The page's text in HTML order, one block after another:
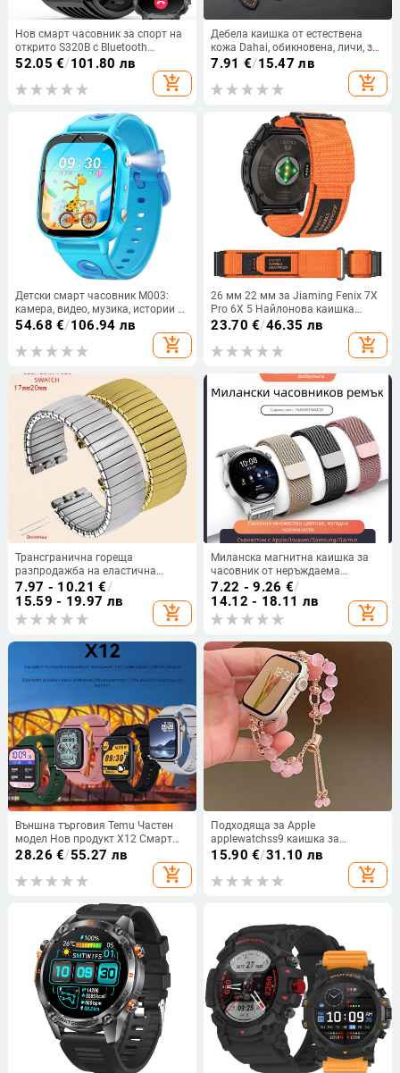
Нов смарт часовник за спорт на
открито S320B с Bluetooth
разговори, спортен часовник с
компас, водоустойчив 3ATM
52.05 €/101.80 лв
add_shopping_cart
Дебела каишка от естествена
кожа Dahai, обикновена, личи, за
Huawei Watch2Pro Watch 20/22
7.91 €/15.47 лв
add_shopping_cart
Детски смарт часовник M003:
камера, видео, музика, истории и
игри, фенерче, учене на думи,
54.68 €/106.94 лв
add_shopping_cart
26 мм 22 мм за Jiaming Fenix 7X
Pro 6X 5 Найлонова каишка
Двусекционна велкро каишка за
23.70 €/46.35 лв
add_shopping_cart
Трансгранична гореща
разпродажба на еластична
каишка от неръждаема стомана
за Swatch, еластична каишка за
часовник Swatch 17 мм 20 мм
7.97 - 10.21 €/
15.59 - 19.97 лв
add_shopping_cart
Миланска магнитна каишка за
часовник от неръждаема
стомана Gt6 22 мм, подходяща
за Huawei Watch 54, Samsung
Xiaomi S4, Garmin
7.22 - 9.26 €/
14.12 - 18.11 лв
add_shopping_cart
Външна търговия Temu Частен
модел Нов продукт X12 Смарт
часовник Huaqiangbei
Оригинална цена Здраве Спорт
Икономична гривна
28.26 €/55.27 лв
add_shopping_cart
Подходяща за Apple
applewatchss9 каишка за
часовник трицветна Opal каишка
за часовник iwatch87654SE
15.90 €/31.10 лв
add_shopping_cart